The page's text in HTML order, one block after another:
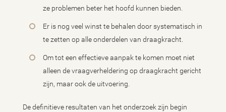
ze problemen beter het hoofd kunnen bieden.
Er is nog veel winst te behalen door systematisch in
te zetten op alle onderdelen van draagkracht.
Om tot een effectieve aanpak te komen moet niet
alleen de vraagverheldering op draagkracht gericht
zijn, maar ook de uitvoering.
De definitieve resultaten van het onderzoek zijn begin